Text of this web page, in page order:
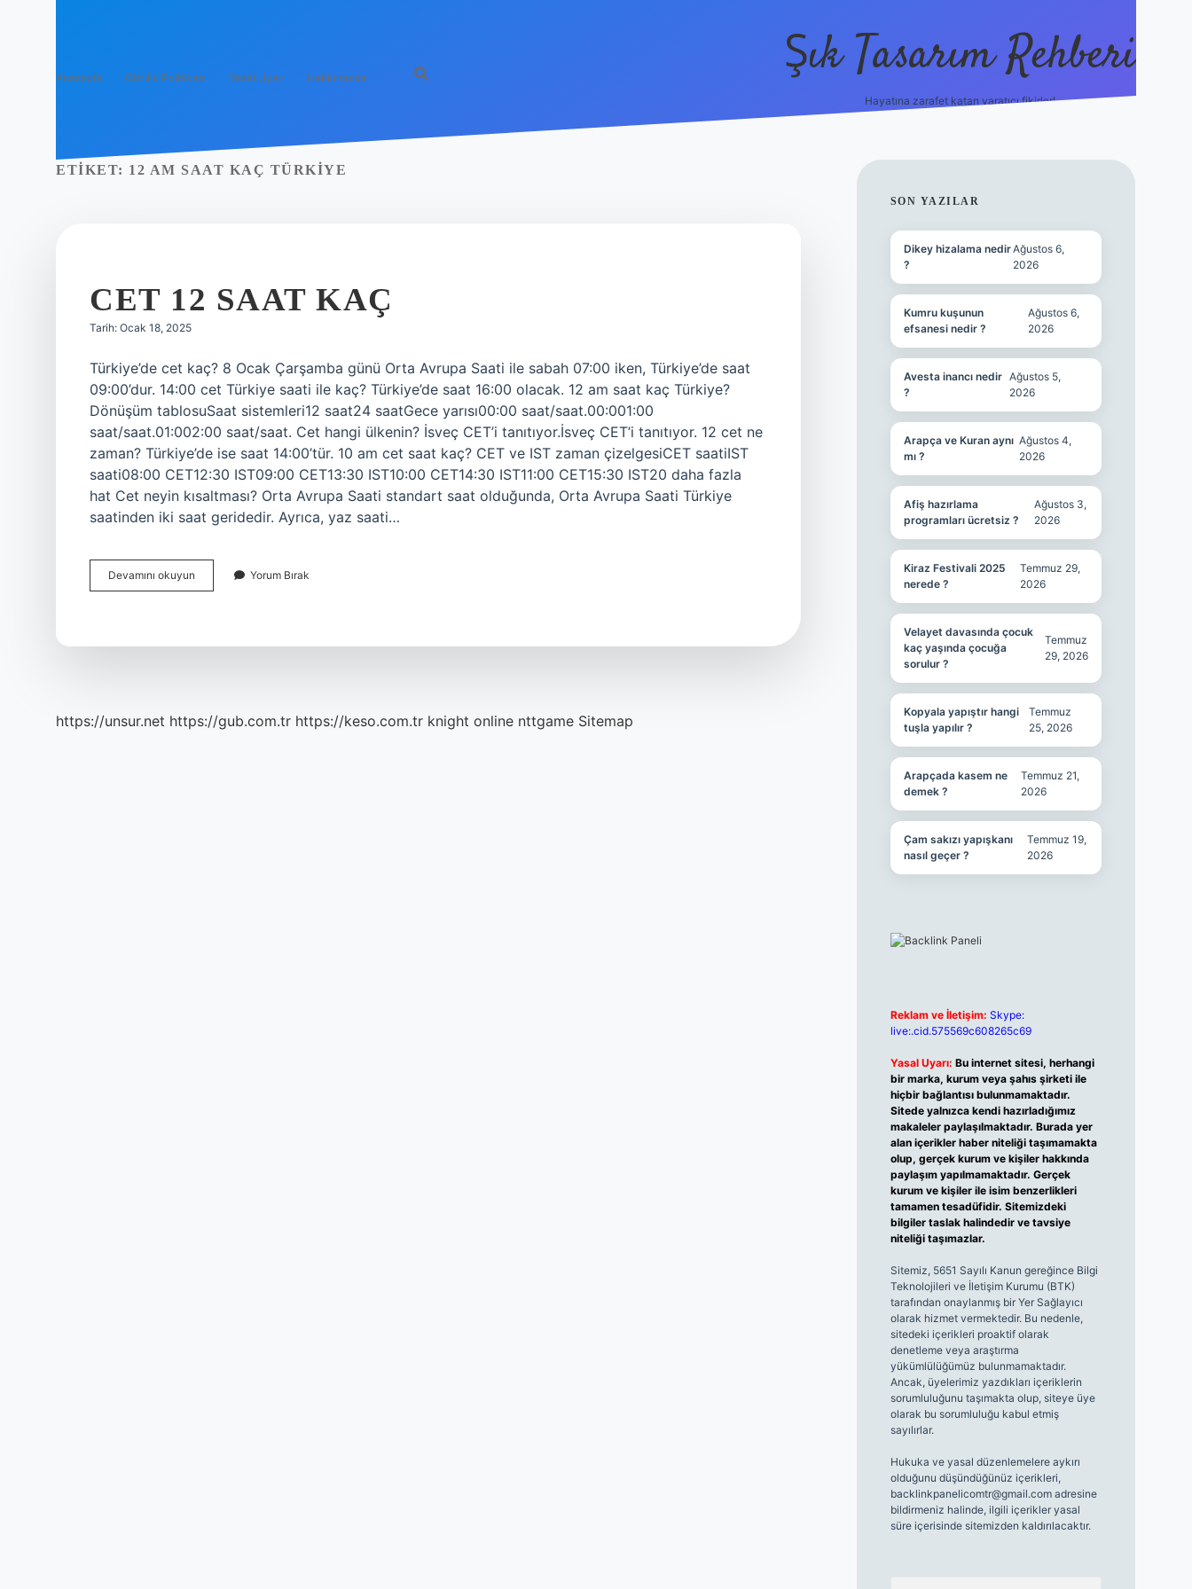
Anasayfa Gizlilik Politikası Yasal Uyarı Hakkımızda Şık Tasarım Rehberi
Hayatına zarafet katan yaratıcı fikirler!
ETIKET: 12 AM SAAT KAÇ TÜRKIYE
CET 12 SAAT KAÇ
Tarih: Ocak 18, 2025
Türkiye’de cet kaç? 8 Ocak Çarşamba günü Orta Avrupa Saati ile sabah 07:00 iken, Türkiye’de saat
09:00’dur. 14:00 cet Türkiye saati ile kaç? Türkiye’de saat 16:00 olacak. 12 am saat kaç Türkiye?
Dönüşüm tablosuSaat sistemleri12 saat24 saatGece yarısı00:00 saat/saat.00:001:00
saat/saat.01:002:00 saat/saat. Cet hangi ülkenin? İsveç CET’i tanıtıyor.İsveç CET’i tanıtıyor. 12 cet ne
zaman? Türkiye’de ise saat 14:00’tür. 10 am cet saat kaç? CET ve IST zaman çizelgesiCET saatiIST
saati08:00 CET12:30 IST09:00 CET13:30 IST10:00 CET14:30 IST11:00 CET15:30 IST20 daha fazla
hat Cet neyin kısaltması? Orta Avrupa Saati standart saat olduğunda, Orta Avrupa Saati Türkiye
saatinden iki saat geridedir. Ayrıca, yaz saati…
Devamını okuyun
12
Yorum Bırak
https://unsur.net https://gub.com.tr https://keso.com.tr knight online nttgame Sitemap
SIDEBAR
SON YAZILAR
Dikey hizalama nedir
?
Ağustos 6,
2026
Kumru kuşunun
efsanesi nedir ?
Ağustos 6,
2026
Avesta inancı nedir
?
Ağustos 5,
2026
Arapça ve Kuran aynı
mı ?
Ağustos 4,
2026
Afiş hazırlama
programları ücretsiz ?
Ağustos 3,
2026
Kiraz Festivali 2025
nerede ?
Temmuz 29,
2026
Velayet davasında çocuk
kaç yaşında çocuğa
sorulur ?
Temmuz
29, 2026
Kopyala yapıştır hangi
tuşla yapılır ?
Temmuz
25, 2026
Arapçada kasem ne
demek ?
Temmuz 21,
2026
Çam sakızı yapışkanı
nasıl geçer ?
Temmuz 19,
2026
Reklam ve İletişim: Skype:
live:.cid.575569c608265c69
Yasal Uyarı: Bu internet sitesi, herhangi
bir marka, kurum veya şahıs şirketi ile
hiçbir bağlantısı bulunmamaktadır.
Sitede yalnızca kendi hazırladığımız
makaleler paylaşılmaktadır. Burada yer
alan içerikler haber niteliği taşımamakta
olup, gerçek kurum ve kişiler hakkında
paylaşım yapılmamaktadır. Gerçek
kurum ve kişiler ile isim benzerlikleri
tamamen tesadüfidir. Sitemizdeki
bilgiler taslak halindedir ve tavsiye
niteliği taşımazlar.
Sitemiz, 5651 Sayılı Kanun gereğince Bilgi
Teknolojileri ve İletişim Kurumu (BTK)
tarafından onaylanmış bir Yer Sağlayıcı
olarak hizmet vermektedir. Bu nedenle,
sitedeki içerikleri proaktif olarak
denetleme veya araştırma
yükümlülüğümüz bulunmamaktadır.
Ancak, üyelerimiz yazdıkları içeriklerin
sorumluluğunu taşımakta olup, siteye üye
olarak bu sorumluluğu kabul etmiş
sayılırlar.
Hukuka ve yasal düzenlemelere aykırı
olduğunu düşündüğünüz içerikleri,
backlinkpanelicomtr@gmail.comadresine
bildirmeniz halinde, ilgili içerikler yasal
süre içerisinde sitemizden kaldırılacaktır.